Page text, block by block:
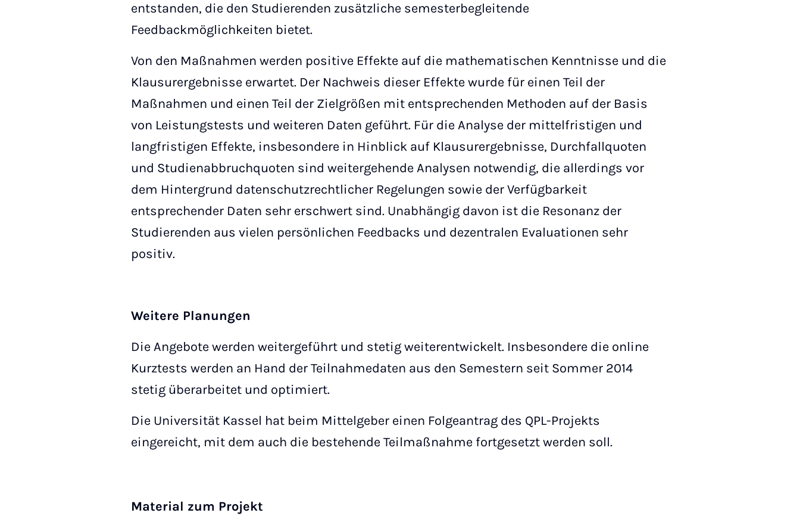
entstanden, die den Studierenden zusätzliche semesterbegleitende
Feedbackmöglichkeiten bietet.
Von den Maßnahmen werden positive Effekte auf die mathematischen Kenntnisse und die
Klausurergebnisse erwartet. Der Nachweis dieser Effekte wurde für einen Teil der
Maßnahmen und einen Teil der Zielgrößen mit entsprechenden Methoden auf der Basis
von Leistungstests und weiteren Daten geführt. Für die Analyse der mittelfristigen und
langfristigen Effekte, insbesondere in Hinblick auf Klausurergebnisse, Durchfallquoten
und Studienabbruchquoten sind weitergehende Analysen notwendig, die allerdings vor
dem Hintergrund datenschutzrechtlicher Regelungen sowie der Verfügbarkeit
entsprechender Daten sehr erschwert sind. Unabhängig davon ist die Resonanz der
Studierenden aus vielen persönlichen Feedbacks und dezentralen Evaluationen sehr
positiv.
Weitere Planungen
Die Angebote werden weitergeführt und stetig weiterentwickelt. Insbesondere die online
Kurztests werden an Hand der Teilnahmedaten aus den Semestern seit Sommer 2014
stetig überarbeitet und optimiert.
Die Universität Kassel hat beim Mittelgeber einen Folgeantrag des QPL-Projekts
eingereicht, mit dem auch die bestehende Teilmaßnahme fortgesetzt werden soll.
Material zum Projekt